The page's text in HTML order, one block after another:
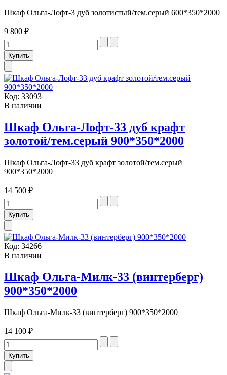
Шкаф Ольга-Лофт-3 дуб золотистый/тем.серый 600*350*2000
9 800 ₽
Код: 33093
В наличии
Шкаф Ольга-Лофт-33 дуб крафт
золотой/тем.серый 900*350*2000
Шкаф Ольга-Лофт-33 дуб крафт золотой/тем.серый
900*350*2000
14 500 ₽
Код: 34266
В наличии
Шкаф Ольга-Милк-33 (винтерберг)
900*350*2000
Шкаф Ольга-Милк-33 (винтерберг) 900*350*2000
14 100 ₽